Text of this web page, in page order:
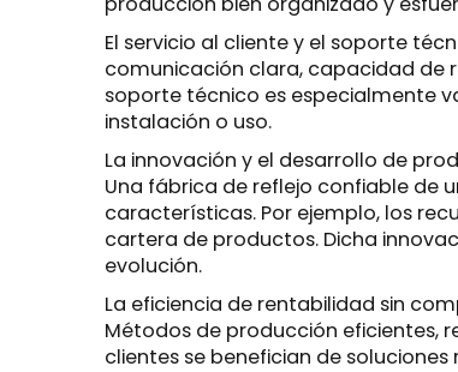
El servicio al cliente y el soporte
comunicación clara, capacidad de
soporte técnico es especialmente
instalación o uso.
La innovación y el desarrollo de
Una fábrica de reflejo confiable de
características. Por ejemplo, los
cartera de productos. Dicha
evolución.
La eficiencia de rentabilidad sin
Métodos de producción eficientes,
clientes se benefician de